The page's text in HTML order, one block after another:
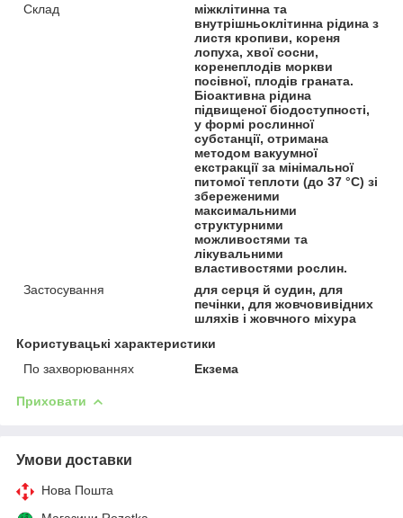
Склад
міжклітинна та
внутрішньоклітинна рідина з
листя кропиви, кореня
лопуха, хвої сосни,
коренеплодів моркви
посівної, плодів граната.
Біоактивна рідина
підвищеної біодоступності,
у формі рослинної
субстанції, отримана
методом вакуумної
екстракції за мінімальної
питомої теплоти (до 37 °C) зі
збереженими
максимальними
структурними
можливостями та
лікувальними
властивостями рослин.
Застосування
для серця й судин, для
печінки, для жовчовивідних
шляхів і жовчного міхура
Користувацькi характеристики
По захворюваннях
Екзема
Приховати
Умови доставки
Нова Пошта